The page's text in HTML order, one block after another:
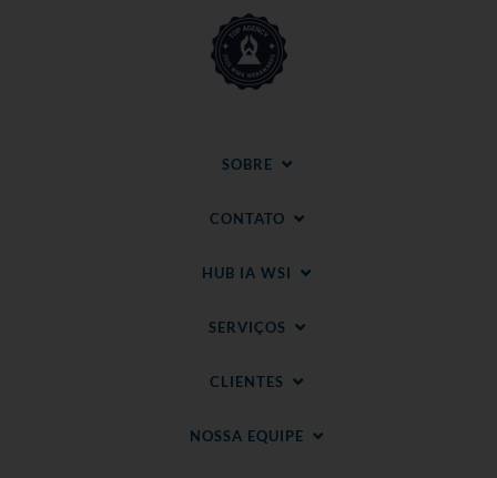
SOBRE
CONTATO
HUB IA WSI
SERVIÇOS
CLIENTES
NOSSA EQUIPE